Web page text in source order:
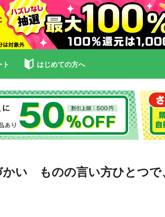
ト はじめての方へ
い ものの言い方ひとつで